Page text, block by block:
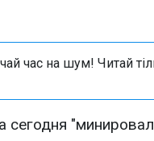
час на шум! Читай
сегодня